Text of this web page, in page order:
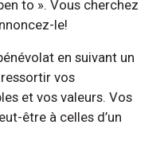
to ». Vous cherchez
le!
en suivant un
vos
et vos valeurs. Vos
être à celles d’un